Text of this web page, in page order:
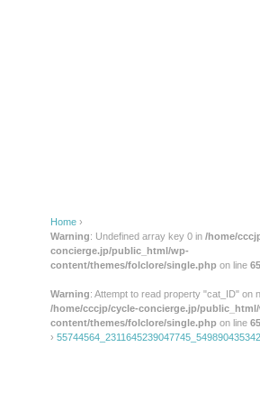
Home ›
Warning: Undefined array key 0 in /home/
concierge.jp/public_html/wp-
content/themes/folclore/single.php on line 65
Warning: Attempt to read property "cat_ID" on
/home/cccjp/cycle-concierge.jp/
content/themes/folclore/single.php on line 65
›